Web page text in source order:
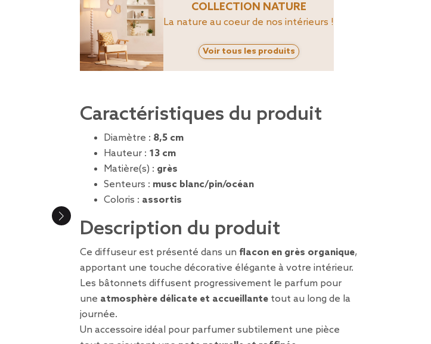
COLLECTION NATURE
La nature au coeur de nos intérieurs !
Voir tous les produits
Caractéristiques du produit
Diamètre : 8,5 cm
Hauteur : 13 cm
Matière(s) : grès
Senteurs : musc blanc/pin/océan
Coloris : assortis
Description du produit
Ce diffuseur est présenté dans un flacon en grès organique,
apportant une touche décorative élégante à votre intérieur.
Les bâtonnets diffusent progressivement le parfum pour
une atmosphère délicate et accueillante tout au long de la
journée.
Un accessoire idéal pour parfumer subtilement une pièce